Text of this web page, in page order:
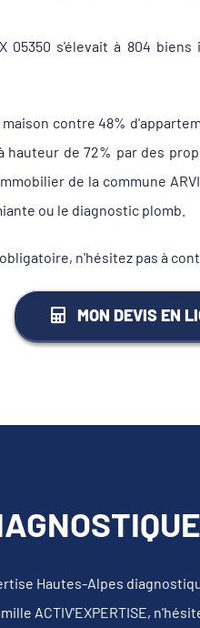
05350 s'élevait à 804
contre 48%
hauteur de 72% par des
de la commune
ou le diagnostic plomb.
n'hésitez pas à
MON DEVIS EN
Hautes-Alpes
ACTIV'EXPERTISE,